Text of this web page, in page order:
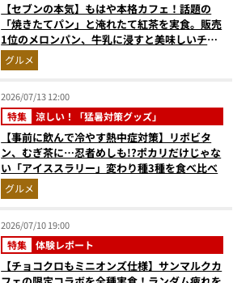
【セブンの本気】もはや本格カフェ！話題の
「焼きたてパン」と淹れたて紅茶を実食。販売
1位のメロンパン、牛乳に浸すと美味しいチョ
コクッキーほか
グルメ
2026/07/13 12:00
特集 涼しい！「猛暑対策グッズ」
【事前に飲んで冷やす熱中症対策】リポビタ
ン、むぎ茶に…忍者めしも!?ポカリだけじゃな
い「アイススラリー」変わり種3種を食べ比べ
グルメ
2026/07/10 19:00
特集 体験レポート
【チョコクロもミニオンズ仕様】サンマルクカ